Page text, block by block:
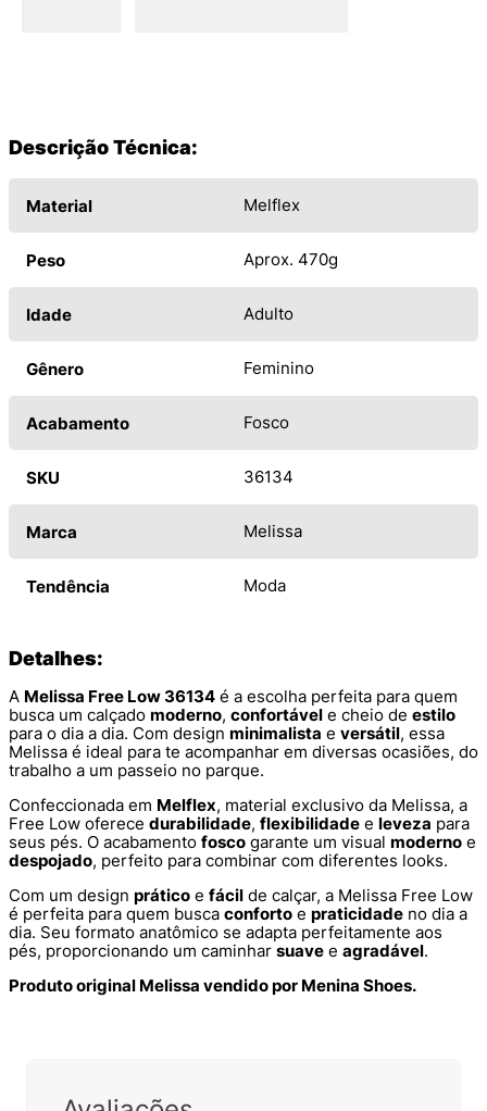
Descrição Técnica:
Material Melflex
Peso Aprox. 470g
Idade Adulto
Gênero Feminino
Acabamento Fosco
SKU 36134
Marca Melissa
Tendência Moda
Detalhes:
A Melissa Free Low 36134 é a escolha perfeita para quem
busca um calçado moderno, confortável e cheio de estilo
para o dia a dia. Com design minimalista e versátil, essa
Melissa é ideal para te acompanhar em diversas ocasiões, do
trabalho a um passeio no parque.
Confeccionada em Melflex, material exclusivo da Melissa, a
Free Low oferece durabilidade, flexibilidade e leveza para
seus pés. O acabamento fosco garante um visual moderno e
despojado, perfeito para combinar com diferentes looks.
Com um design prático e fácil de calçar, a Melissa Free Low
é perfeita para quem busca conforto e praticidade no dia a
dia. Seu formato anatômico se adapta perfeitamente aos
pés, proporcionando um caminhar suave e agradável.
Produto original Melissa vendido por Menina Shoes.